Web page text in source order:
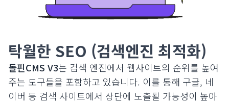
탁월한 SEO (검색엔진 최적화)
돌핀CMS V3는 검색 엔진에서 웹사이트의 순위를 높여
주는 도구들을 포함하고 있습니다. 이를 통해 구글, 네
이버 등 검색 사이트에서 상단에 노출될 가능성이 높아